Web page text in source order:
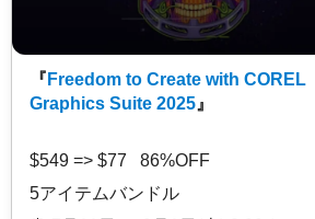
『 Freedom to Create with COREL
Graphics Suite 2025 』
$549 => $77 86%OFF
5アイテムバンドル